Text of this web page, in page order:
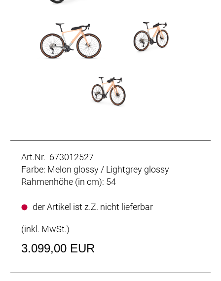
Art.Nr. 673012527
Farbe: Melon glossy / Lightgrey glossy
Rahmenhöhe (in cm): 54
der Artikel ist z.Z. nicht lieferbar
(inkl. MwSt.)
3.099,00 EUR